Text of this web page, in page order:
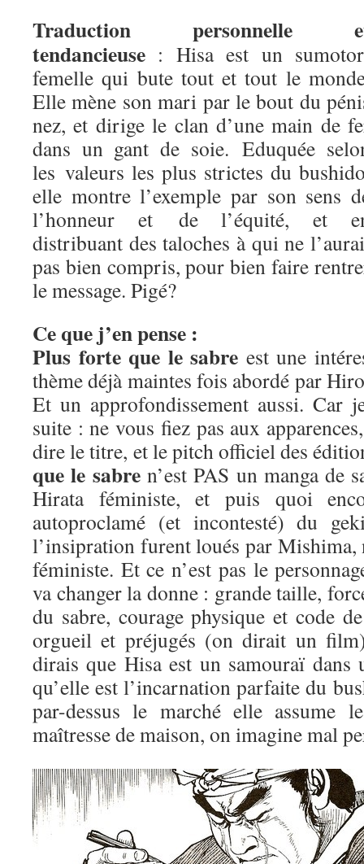
Traduction personnelle
tendancieuse : Hisa est un
femelle qui bute tout et tout le
Elle mène son mari par le bout du
nez, et dirige le clan d’une main de
dans un gant de soie. Eduquée
les valeurs les plus strictes du
elle montre l’exemple par son sens
l’honneur et de l’équité, et
distribuant des taloches à qui ne
pas bien compris, pour bien faire
le message. Pigé?
Ce que j’en pense :
Plus forte que le sabre est une
thème déjà maintes fois abordé par
Et un approfondissement aussi. Car
suite : ne vous fiez pas aux
dire le titre, et le pitch officiel des
que le sabren’est PAS un manga de
Hirata féministe, et puis quoi
autoproclamé (et incontesté) du
l’insipration furent loués par Mishima,
féministe. Et ce n’est pas le
va changer la donne : grande taille,
du sabre, courage physique et code
orgueil et préjugés (on dirait un
dirais que Hisa est un samouraï dans
qu’elle est l’incarnation parfaite du
par-dessus le marché elle assume
maîtresse de maison, on imagine mal